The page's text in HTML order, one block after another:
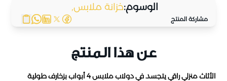
الوسوم:خزانة ملابس,
مشاركة المنتج
عن هذا المنتج
الأثاث منزلي راقي يتجسد في دولاب ملابس 4 أبواب بزخارف طولية